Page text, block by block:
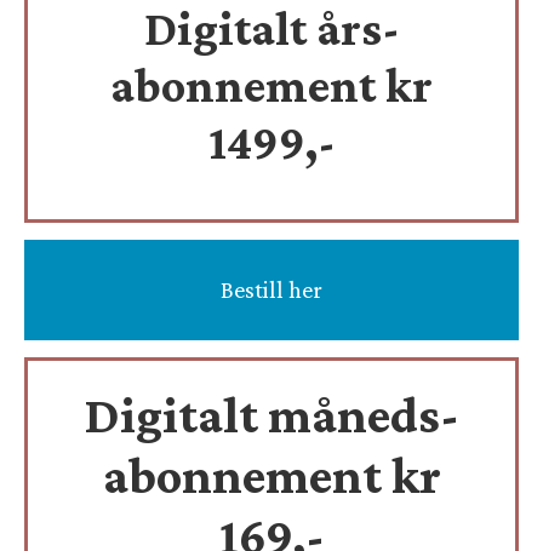
Digitalt års-
abonnement kr
1499,-
Bestill her
Digitalt måneds-
abonnement kr
169,-